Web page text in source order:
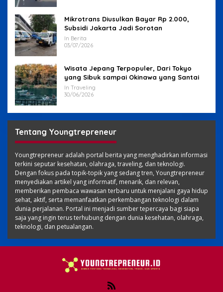
Mikrotrans Diusulkan Bayar Rp 2.000,
Subsidi Jakarta Jadi Sorotan
In Berita
03/07/2026
Wisata Jepang Terpopuler, Dari Tokyo
yang Sibuk sampai Okinawa yang Santai
In Traveling
30/06/2026
Tentang Youngtrepreneur
Youngtrepreneur adalah portal berita yang menghadirkan informasi
terkini seputar kesehatan, olahraga, traveling, dan teknologi.
Dengan fokus pada topik-topik yang sedang tren, Youngtrepreneur
menyediakan artikel yang informatif, menarik, dan relevan,
memberikan pembaca wawasan terbaru untuk menjalani gaya hidup
sehat, aktif, serta memanfaatkan perkembangan teknologi dalam
dunia perjalanan. Portal ini menjadi sumber tepercaya bagi siapa
saja yang ingin terus terhubung dengan dunia kesehatan, olahraga,
teknologi, dan petualangan.